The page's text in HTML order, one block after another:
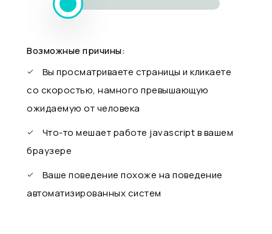
Возможные причины:
Вы просматриваете страницы и кликаете
со скоростью, намного превышающую
ожидаемую от человека
Что-то мешает работе javascript в вашем
браузере
Ваше поведение похоже на поведение
автоматизированных систем